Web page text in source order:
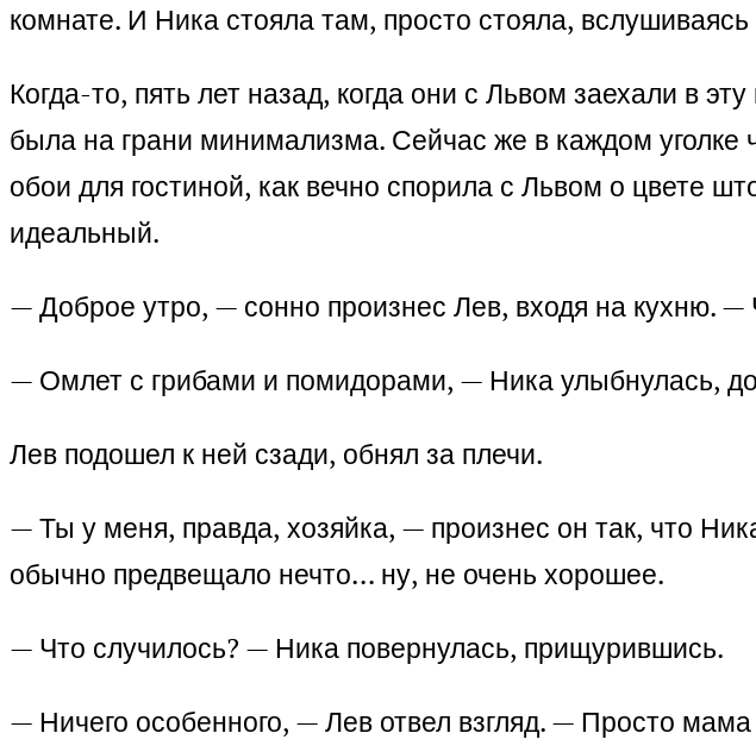
комнате. И Ника стояла там, просто стояла,
Когда-то, пять лет назад, когда они с Львом заехали в
была на грани минимализма. Сейчас же в каждом уголке
обои для гостиной, как вечно спорила с Львом о цвете
идеальный.
— Доброе утро, — сонно произнес Лев, входя на кухню. —
— Омлет с грибами и помидорами, — Ника улыбнулась,
Лев подошел к ней сзади, обнял за плечи.
— Ты у меня, правда, хозяйка, — произнес он так, что
обычно предвещало нечто… ну, не очень хорошее.
— Что случилось? — Ника повернулась, прищурившись.
— Ничего особенного, — Лев отвел взгляд. — Просто